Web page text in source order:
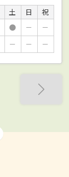
土 日
祝
● －
－
－ － －